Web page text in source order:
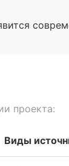
проекта:
Виды